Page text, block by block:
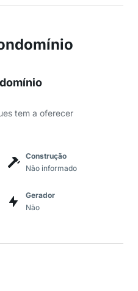
tem a oferecer
Construção
Não informado
Gerador
Não